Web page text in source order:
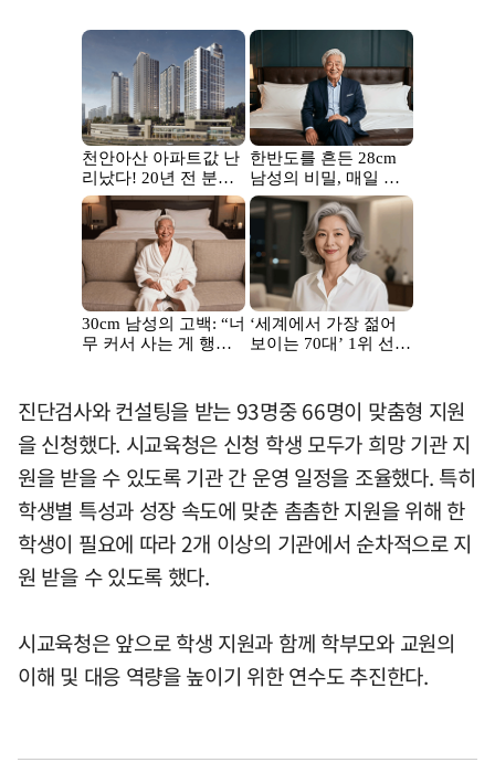
진단검사와 컨설팅을 받는 93명중 66명이 맞춤형 지원
을 신청했다. 시교육청은 신청 학생 모두가 희망 기관 지
원을 받을 수 있도록 기관 간 운영 일정을 조율했다. 특히
학생별 특성과 성장 속도에 맞춘 촘촘한 지원을 위해 한
학생이 필요에 따라 2개 이상의 기관에서 순차적으로 지
원 받을 수 있도록 했다.
시교육청은 앞으로 학생 지원과 함께 학부모와 교원의
이해 및 대응 역량을 높이기 위한 연수도 추진한다.